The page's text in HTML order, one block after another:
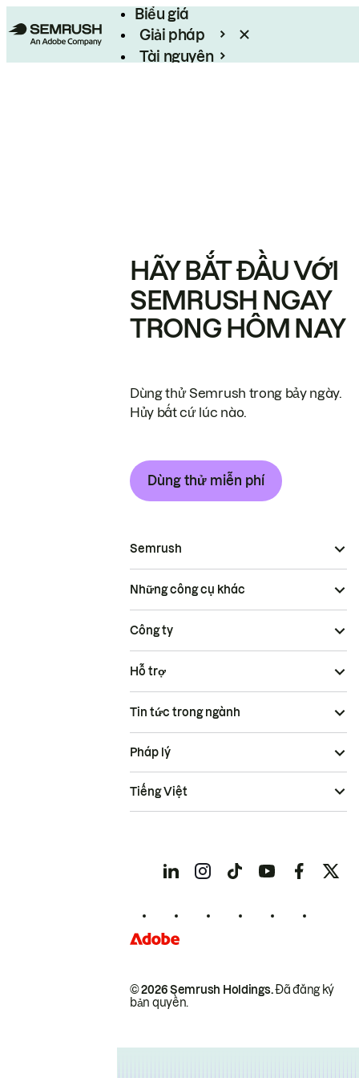
Biểu giá
Giải pháp
Tài nguyên
HÃY BẮT ĐẦU VỚI
SEMRUSH NGAY
TRONG HÔM NAY
Dùng thử Semrush trong bảy ngày.
Hủy bất cứ lúc nào.
Dùng thử miễn phí
Semrush
Những công cụ khác
Công ty
Hỗ trợ
Tin tức trong ngành
© 2026 Semrush Holdings.Đã đăng ký
bản quyền.
Pháp lý
Tiếng Việt